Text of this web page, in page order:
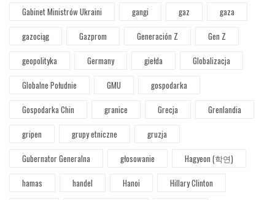
Gabinet Ministrów Ukraini
gangi gaz
gaza
gazociąg
Gazprom Generación Z
Gen Z
geopolityka
Germany giełda
Globalizacja
Globalne Południe
GMU
gospodarka
Gospodarka Chin
granice Grecja
Grenlandia
gripen
grupy etniczne
gruzja
Gubernator Generalna
głosowanie
Hagyeon (학연)
hamas
handel Hanoi
Hillary Clinton